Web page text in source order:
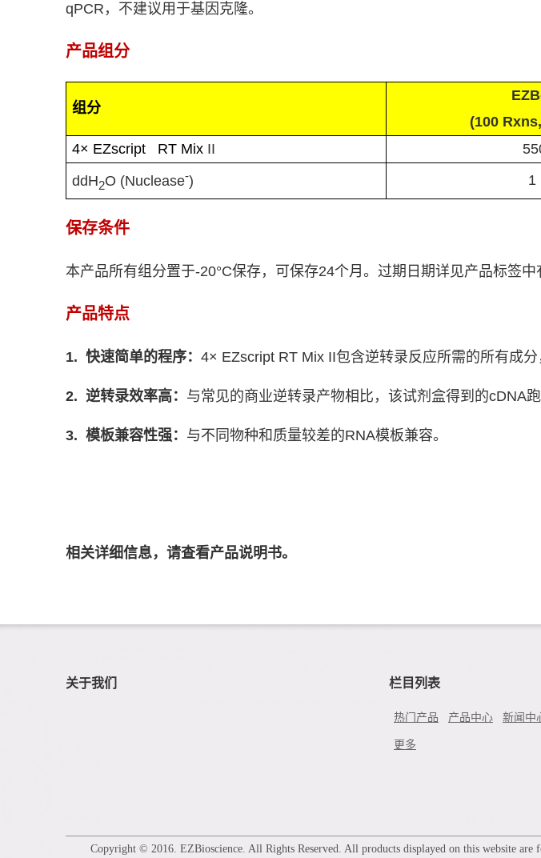
qPCR ，不建议用于基因克隆。
产品组分
组分
(100 Rxns
4× EZscript RT Mix II
ddH2O (Nuclease-) 1
保存条件
本产品所有组分置于-20°C保存，可保存24个月。 过期日期详见产品标签中
产品特点
1. 快速简单的程序： 4× EZscript RT Mix II包含逆转录反应所需的所有成
2. 逆转录效率高： 与常见的商业逆转录产物相比，该试剂盒得到的cDNA跑
3. 模板兼容性强： 与不同物种和质量较差的RNA模板兼容。
相关详细信息，请查看产品说明书。
关于我们 栏目列表
热门产品 产品中心 新闻中
更多
Copyright © 2016. EZBioscience. All Rights Reserved. All products displayed on this website are